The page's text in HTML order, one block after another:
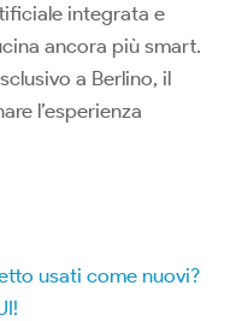
integrata e
ancora più smart.
a Berlino, il
l’esperienza
usati come nuovi?